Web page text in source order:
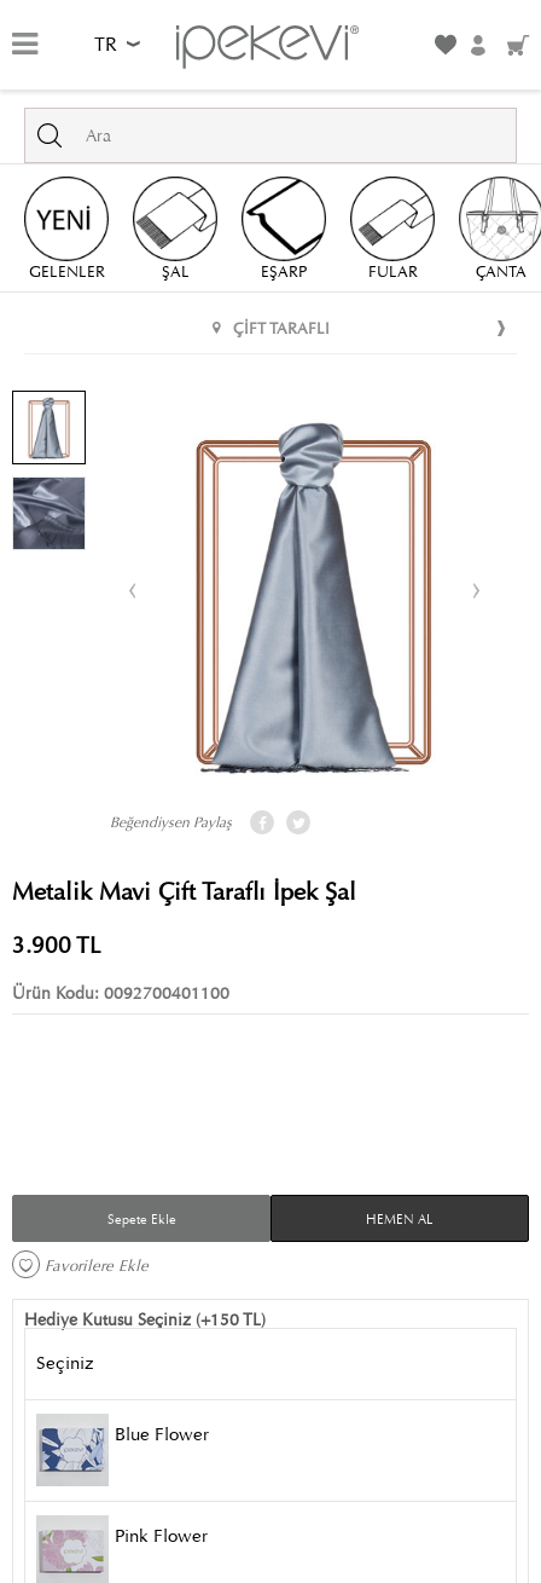
TR
GELENLER ŞAL EŞARP FULAR ÇANTA
ÇIFT TARAFLI
Beğendiysen Paylaş
Metalik Mavi Çift Taraflı İpek Şal
3.900TL
Ürün Kodu: 0092700401100
Sepete Ekle HEMEN AL
Favorilere Ekle
Hediye Kutusu Seçiniz (+150 TL)
Seçiniz
Blue Flower
Pink Flower